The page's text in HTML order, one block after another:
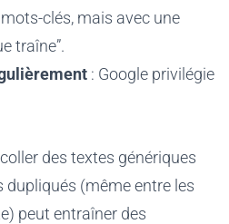
clés, mais avec une
traîne”.
: Google privilégie
des textes génériques
(même entre les
peut entraîner des